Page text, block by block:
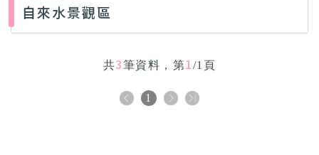
自來水景觀區
共3筆資料，第1/1頁
1